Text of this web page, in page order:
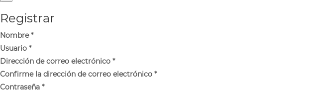
Registrar
Nombre*
Usuario *
Dirección de correo electrónico *
Confirme la dirección de correo electrónico *
Contraseña *